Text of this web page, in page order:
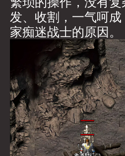
发、收割，一气呵
家痴迷战士的原因。